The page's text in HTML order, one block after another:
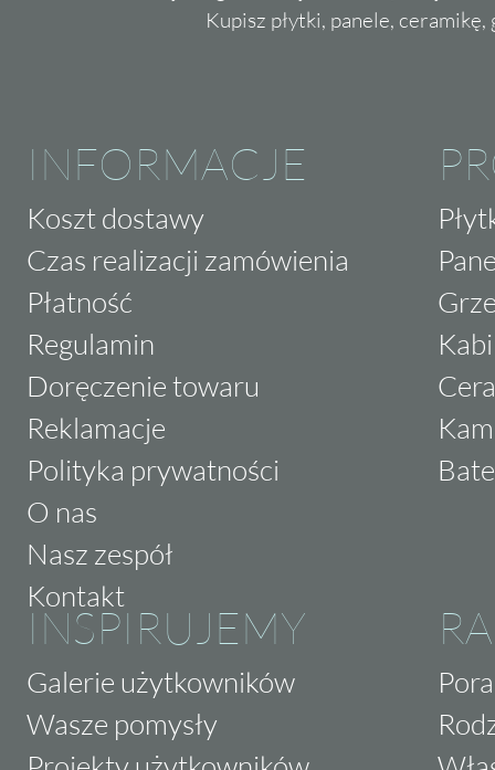
Kupisz płytki, panele,
INFORMACJE
Koszt dostawy
Czas realizacji zamówienia
Płatność
Regulamin
Doręczenie towaru
Reklamacje
Polityka prywatności
O nas
Nasz zespół
Kontakt
INSPIRUJEMY
Galerie użytkowników
Wasze pomysły